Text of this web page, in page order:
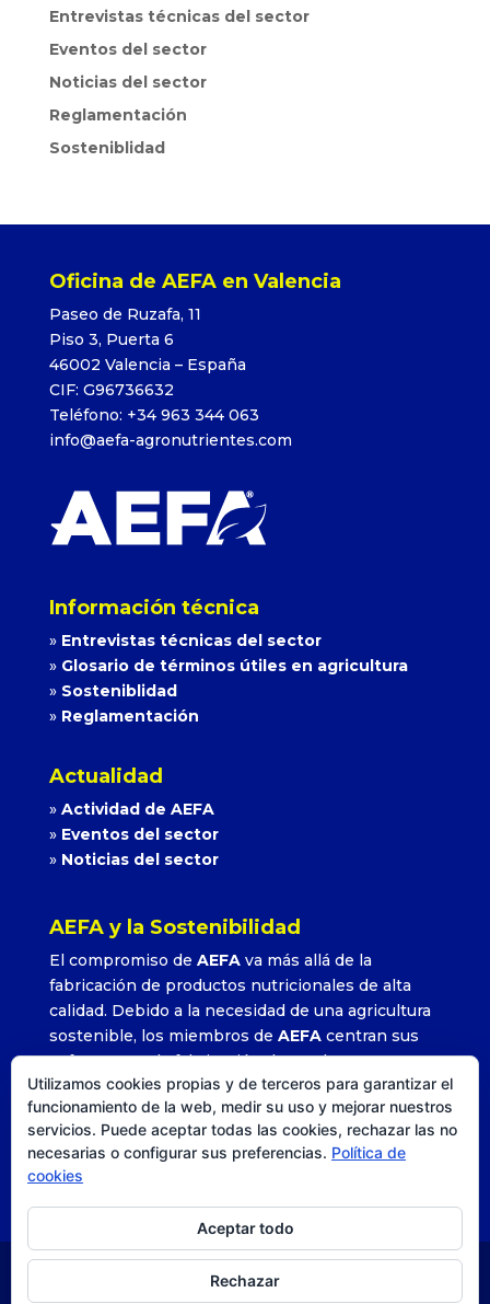
Entrevistas técnicas del sector
Eventos del sector
Noticias del sector
Reglamentación
Sosteniblidad
Oficina de AEFA en Valencia
Paseo de Ruzafa, 11
Piso 3, Puerta 6
46002 Valencia – España
CIF: G96736632
Teléfono: +34 963 344 063
info@aefa-agronutrientes.com
Información técnica
» Entrevistas técnicas del sector
» Glosario de términos útiles en agricultura
» Sosteniblidad
» Reglamentación
Actualidad
» Actividad de AEFA
» Eventos del sector
» Noticias del sector
AEFA y la Sostenibilidad
El compromiso de AEFAva más allá de la
fabricación de productos nutricionales de alta
calidad. Debido a la necesidad de una agricultura
sostenible, los miembros de AEFAcentran sus
esfuerzos en la fabricación de productos que
permitan alcanzar altos rendimientos con la
utilización adecuada y precisa de sus formulados.
»Leer más
Utilizamos cookies propias y de terceros para garantizar el
funcionamiento de la web, medir su uso y mejorar nuestros
servicios. Puede aceptar todas las cookies, rechazar las no
necesarias o configurar sus preferencias. Política de
cookies
Aceptar todo
Rechazar